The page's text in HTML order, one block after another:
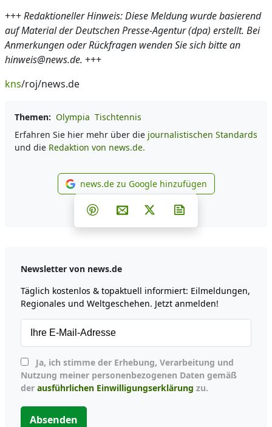
+++Redaktioneller Hinweis: Diese Meldung wurde basierend
auf Material der Deutschen Presse-Agentur (dpa) erstellt. Bei
Anmerkungen oder Rückfragen wenden Sie sich bitte an
hinweis@news.de. +++
kns/roj/news.de
Themen: Olympia Tischtennis
Erfahren Sie hier mehr über die journalistischen Standards
und die Redaktion von news.de.
news.de zu Google
news.de zu Google hinzufügen
Teilen auf Facebook
Teilen auf Whatsapp
Teilen auf Telegram
Teilen auf Pinterest
Per E-Mail teilen
Post auf X
Newsletter von news.de
Täglich kostenlos & topaktuell informiert: Eilmeldungen,
Regionales und Weltgeschehen. Jetzt anmelden!
Nutzung meiner personenbezogenen Daten gemäß
der ausführlichen Einwilligungserklärung zu.
Absenden